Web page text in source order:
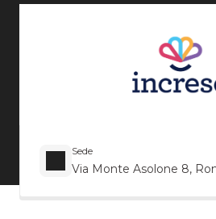
Sede
Via Monte Asolone 8,